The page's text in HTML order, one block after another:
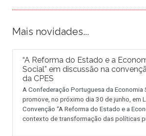
Mais novidades...
“A Reforma do Estado e a
Social” em discussão na
da CPES
A Confederação Portuguesa da Economia
promove, no próximo dia 30 de junho, em
Convenção “A Reforma do Estado e a
contexto de transformação das políticas